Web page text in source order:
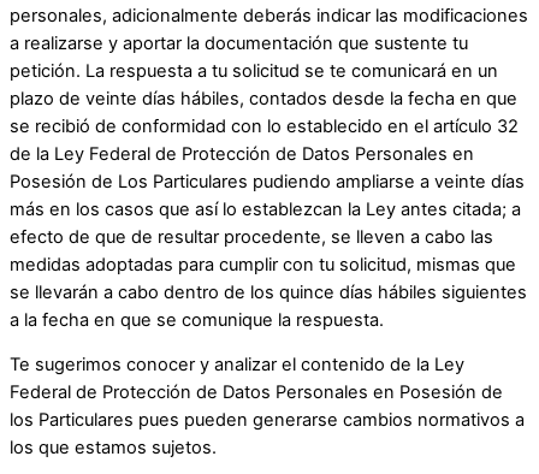
personales, adicionalmente deberás indicar las modificaciones
a realizarse y aportar la documentación que sustente tu
petición. La respuesta a tu solicitud se te comunicará en un
plazo de veinte días hábiles, contados desde la fecha en que
se recibió de conformidad con lo establecido en el artículo 32
de la Ley Federal de Protección de Datos Personales en
Posesión de Los Particulares pudiendo ampliarse a veinte días
más en los casos que así lo establezcan la Ley antes citada; a
efecto de que de resultar procedente, se lleven a cabo las
medidas adoptadas para cumplir con tu solicitud, mismas que
se llevarán a cabo dentro de los quince días hábiles siguientes
a la fecha en que se comunique la respuesta.
Te sugerimos conocer y analizar el contenido de la Ley
Federal de Protección de Datos Personales en Posesión de
los Particulares pues pueden generarse cambios normativos a
los que estamos sujetos.